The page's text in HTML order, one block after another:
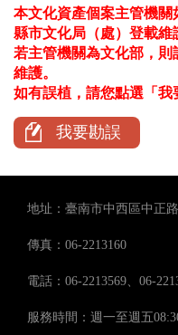
本文化資產個案主管機
縣市文化局（處）登載維
若主管機關為文化部，
維護。
如有誤植，請您點選「我
我要勘誤
地址：臺南市中西區中正
傳真：06-2213160
電話：06-2213569、06-
服務時間：週一至週五